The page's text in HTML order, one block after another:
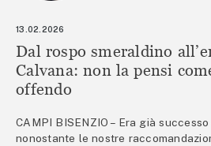
13.02.2026
Dal rospo smeraldino
Calvana: non la pensi
offendo
CAMPI BISENZIO – Era già
nonostante le nostre